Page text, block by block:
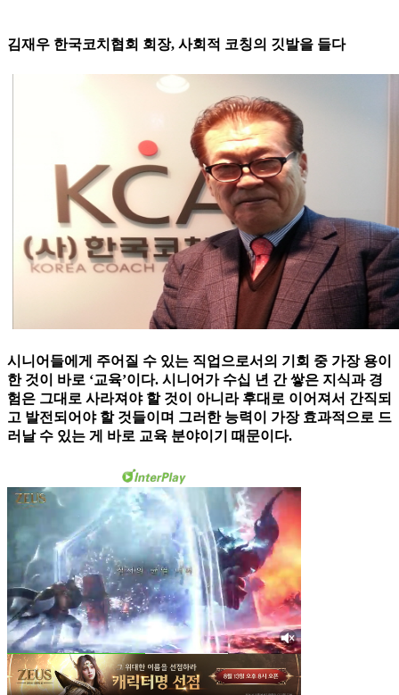
김재우 한국코치협회 회장, 사회적 코칭의 깃발을 들다
시니어들에게 주어질 수 있는 직업으로서의 기회 중 가장 용이
한 것이 바로 ‘교육’이다. 시니어가 수십 년 간 쌓은 지식과 경
험은 그대로 사라져야 할 것이 아니라 후대로 이어져서 간직되
고 발전되어야 할 것들이며 그러한 능력이 가장 효과적으로 드
러날 수 있는 게 바로 교육 분야이기 때문이다.